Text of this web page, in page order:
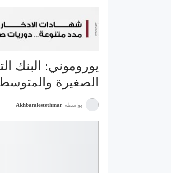
الصغيرة
بواسطة Akhbaralestethmar